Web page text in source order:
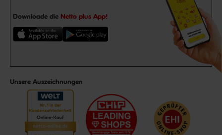
Downloade die Netto plus App!
Unsere Auszeichnungen